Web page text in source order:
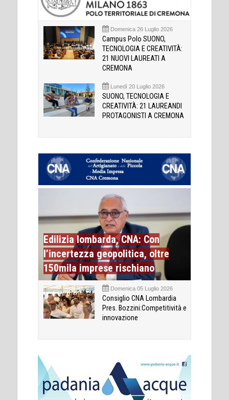
Domenica 26 Luglio 2026
Campus Polo SUONO,
TECNOLOGIA E CREATIVITÀ:
21 NUOVI LAUREATI A
CREMONA
Lunedì 20 Luglio 2026
SUONO, TECNOLOGIA E
CREATIVITÀ: 21 LAUREANDI
PROTAGONISTI A CREMONA
Edilizia lombarda, CNA: Con
l’incertezza geopolitica, oltre
150mila imprese rischiano
Domenica 05 Luglio 2026
Consiglio CNA Lombardia
Pres. Bozzini:Competitività e
innovazione